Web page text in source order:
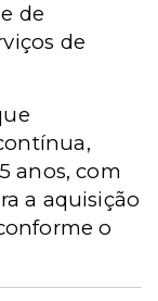
de
de
anos, com
a aquisição
o